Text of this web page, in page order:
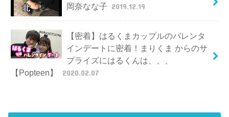
岡奈なな子 2019.12.19
【密着】はるくまカップルのバレンタ
インデートに密着！まりくま からのサ
プライズにはるくんは、、、
【Popteen】
2020.02.07